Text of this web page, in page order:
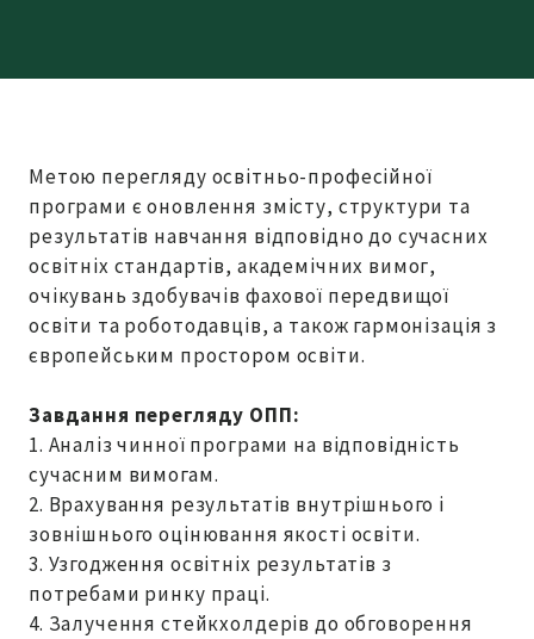
Метою перегляду освітньо-професійної
програми є оновлення змісту, структури та
результатів навчання відповідно до сучасних
освітніх стандартів, академічних вимог,
очікувань здобувачів фахової передвищої
освіти та роботодавців, а також гармонізація з
європейським простором освіти.
Завдання перегляду ОПП:
1. Аналіз чинної програми на відповідність
сучасним вимогам.
2. Врахування результатів внутрішнього і
зовнішнього оцінювання якості освіти.
3. Узгодження освітніх результатів з
потребами ринку праці.
4. Залучення стейкхолдерів до обговорення